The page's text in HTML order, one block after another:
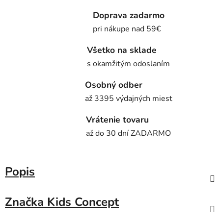
Doprava zadarmo
pri nákupe nad 59€
Všetko na sklade
s okamžitým odoslaním
Osobný odber
až 3395 výdajných miest
Vrátenie tovaru
až do 30 dní ZADARMO
Popis
Značka Kids Concept